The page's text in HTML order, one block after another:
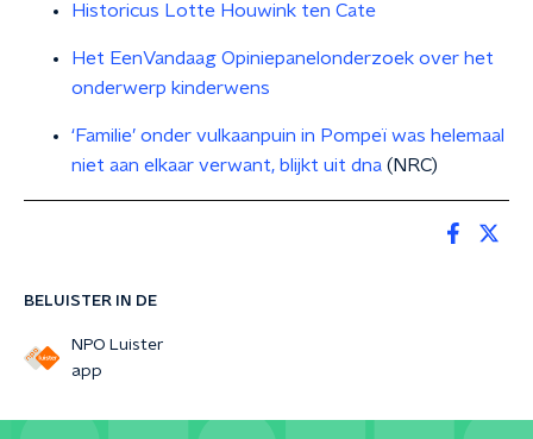
BELUISTER IN DE
NPO Luister
app
Historicus Lotte Houwink ten Cate
Het EenVandaag Opiniepanelonderzoek over het
onderwerp kinderwens
‘Familie’ onder vulkaanpuin in Pompeï was helemaal
niet aan elkaar verwant, blijkt uit dna (NRC)